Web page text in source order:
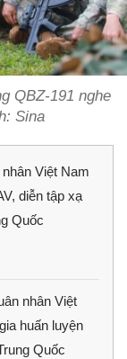
QBZ-191 nghe
Sina
Việt Nam
diễn tập xạ
Quốc
nhân Việt
huấn luyện
Quốc